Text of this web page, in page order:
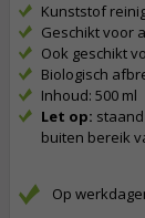
Kunststof
Geschikt voor
Ook geschikt
Biologisch
Inhoud: 500 ml
Let op:
buiten bereik
Op